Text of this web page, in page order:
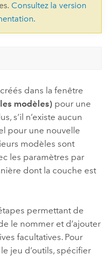
Consultez la version
.
dans la fenêtre
modèles) pour une
s’il n’existe aucun
pour une nouvelle
modèles sont
les paramètres par
dont la couche est
permettant de
le nommer et d’ajouter
facultatives. Pour
jeu d’outils, spécifier